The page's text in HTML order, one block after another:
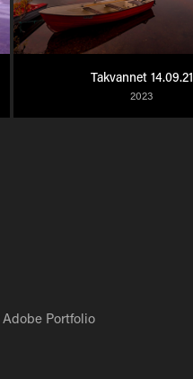
Takvannet 14.09.21
2023
Adobe Portfolio